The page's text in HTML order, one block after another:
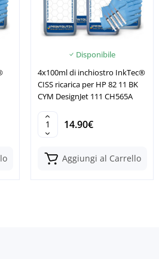
Disponibile
4x100ml di inchiostro InkTec®
CISS ricarica per HP 82 11 BK
CYM DesignJet 111 CH565A
14.90€
Aggiungi al Carrello